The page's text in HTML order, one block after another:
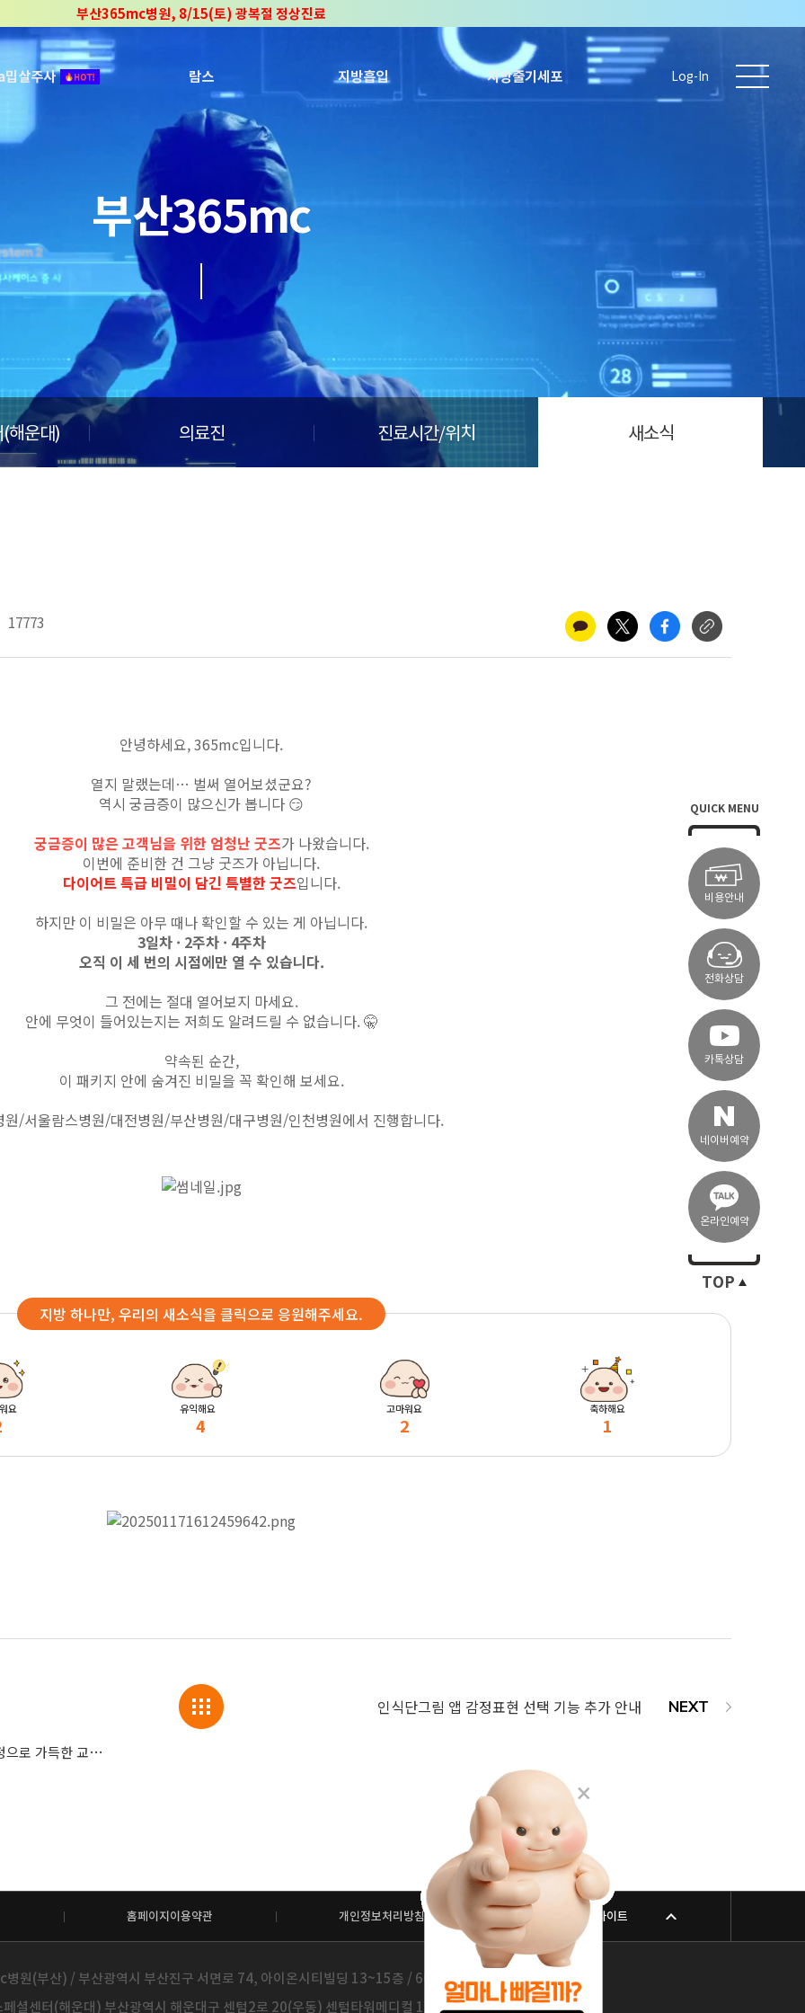
부산365mc병원, 8/15(토) 광복절 정상진료
부산365mc병원, 2년 연속 "Awards 2관왕" 수상
2025 "부산365mc 보건복지부 장관상" 수상!
살주사 람스 지방흡입 지방줄기세포 Log-In
부산365mc
해운대) 의료진 진료시간/위치 새소식
17773
안녕하세요, 365mc입니다.
열지 말랬는데… 벌써 열어보셨군요?
역시 궁금증이 많으신가 봅니다 😏
궁금증이 많은 고객님을 위한 엄청난 굿즈가 나왔습니다.
이번에 준비한 건 그냥 굿즈가 아닙니다.
다이어트 특급 비밀이 담긴 특별한 굿즈입니다.
하지만 이 비밀은 아무 때나 확인할 수 있는 게 아닙니다.
3일차 · 2주차 · 4주차
오직 이 세 번의 시점에만 열 수 있습니다.
그 전에는 절대 열어보지 마세요.
안에 무엇이 들어있는지는 저희도 알려드릴 수 없습니다. 🤫
약속된 순간,
이 패키지 안에 숨겨진 비밀을 꼭 확인해 보세요.
원/서울람스병원/대전병원/부산병원/대구병원/인천병원에서 진행합니다.
지방 하나만, 우리의 새소식을 클릭으로 응원해주세요.
요 유익해요
4
고마워요
2
축하해요
1
가득한 교육 현장!
인식단그림 앱 감정표현 선택 기능 추가 안내
QUICK MENU
비용안내
전화상담
카톡상담
네이버예약
온라인예약
TOP
홈페이지이용약관 개인정보처리방침 패밀리 사이트
원(부산) / 부산광역시 부산진구 서면로 74, 아이온시티빌딩 13~15층 / 605-26-86822 / 박윤찬, 김남철
페셜센터(해운대) 부산광역시 해운대구 센텀2로 20(우동) 센텀타워메디컬 14층 / 209-24-42511 / 서성훈